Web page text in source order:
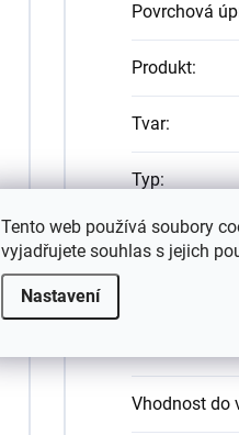
Tento web používá soubory
vyjadřujete souhlas s jejich
Nastavení
Povrchová
Produkt:
Tvar:
Typ:
Typ montáže:
Vhodnost do